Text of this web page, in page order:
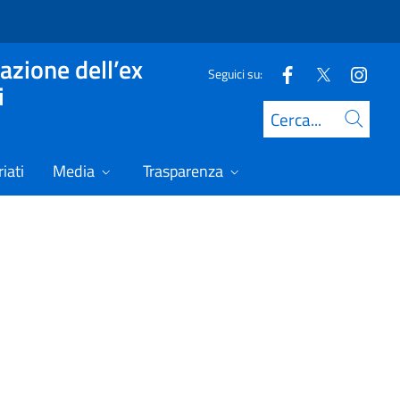
dell’ex Seguici su:
Cerca
Media Trasparenza